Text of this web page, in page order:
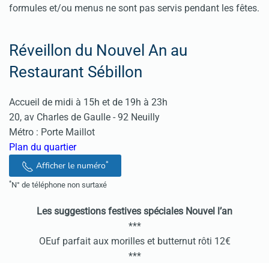
formules et/ou menus ne sont pas servis pendant les fêtes.
Réveillon du Nouvel An au
Restaurant Sébillon
Accueil de midi à 15h et de 19h à 23h
20, av Charles de Gaulle - 92 Neuilly
Métro : Porte Maillot
Plan du quartier
Afficher le numéro*
*N° de téléphone non surtaxé
Les suggestions festives spéciales Nouvel l’an
***
OEuf parfait aux morilles et butternut rôti 12€
***